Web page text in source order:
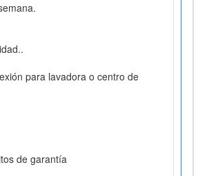
para lavadora o centro de
de garantía